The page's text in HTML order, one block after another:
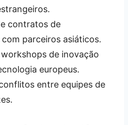
contratos de
parceiros asiáticos.
de inovação
europeus.
entre equipes de